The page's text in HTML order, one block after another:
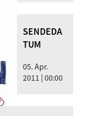
SENDEDA
TUM
05. Apr.
2011 | 00:00